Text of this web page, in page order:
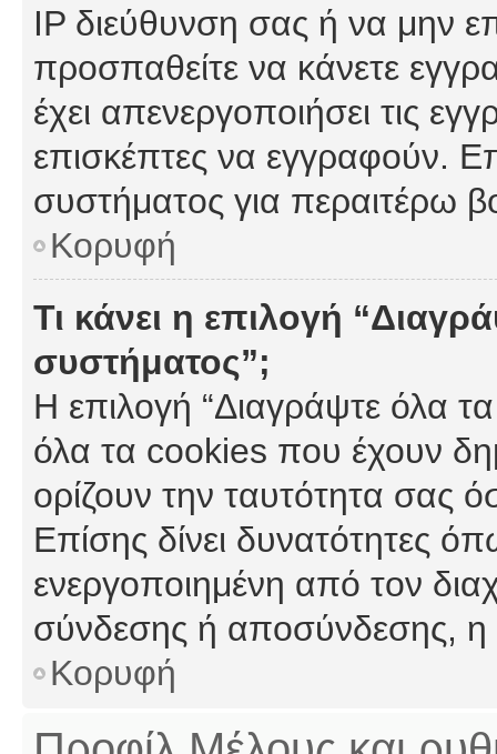
IP διεύθυνση σας ή να μην
προσπαθείτε να κάνετε
έχει απενεργοποιήσει τις
επισκέπτες να εγγραφούν.
συστήματος για περαιτέρω
Κορυφή
Τι κάνει η επιλογή
συστήματος”;
Η επιλογή “Διαγράψτε όλα
όλα τα cookies που έχουν
ορίζουν την ταυτότητα σας
Επίσης δίνει δυνατότητες
ενεργοποιημένη από τον
σύνδεσης ή αποσύνδεσης, η
Κορυφή